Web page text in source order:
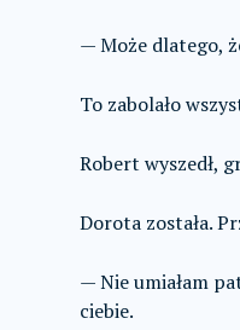
— Może dlatego,
To zabolało
Robert wyszedł,
Dorota została.
— Nie umiałam
ciebie.